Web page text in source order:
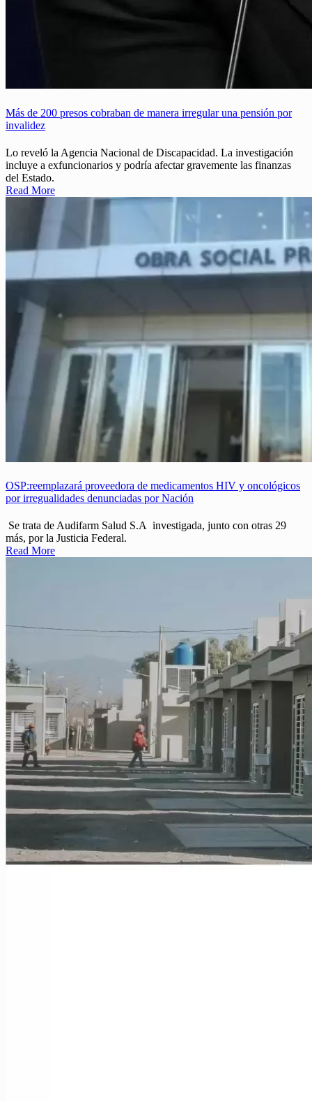
Más de 200 presos cobraban de manera irregular una pensión por
invalidez
Lo reveló la Agencia Nacional de Discapacidad. La investigación
incluye a exfuncionarios y podría afectar gravemente las finanzas
del Estado.
Read More
OSP:reemplazará proveedora de medicamentos HIV y oncológicos
por irregualidades denunciadas por Nación
Se trata de Audifarm Salud S.A investigada, junto con otras 29
más, por la Justicia Federal.
Read More